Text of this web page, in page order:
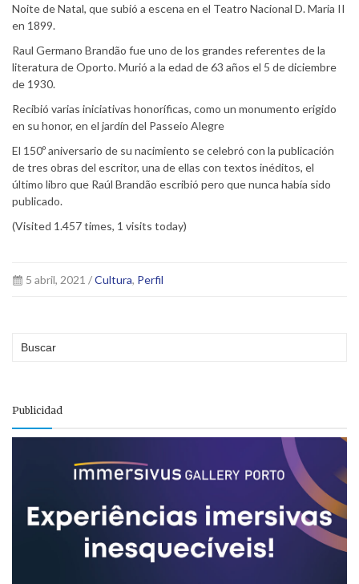
Noite de Natal, que subió a escena en el Teatro Nacional D. Maria II
en 1899.
Raul Germano Brandão fue uno de los grandes referentes de la
literatura de Oporto. Murió a la edad de 63 años el 5 de diciembre
de 1930.
Recibió varias iniciativas honoríficas, como un monumento erigido
en su honor, en el jardín del Passeio Alegre
El 150º aniversario de su nacimiento se celebró con la publicación
de tres obras del escritor, una de ellas con textos inéditos, el
último libro que Raúl Brandão escribió pero que nunca había sido
publicado.
(Visited 1.457 times, 1 visits today)
5 abril, 2021 /Cultura, Perfil
Publicidad